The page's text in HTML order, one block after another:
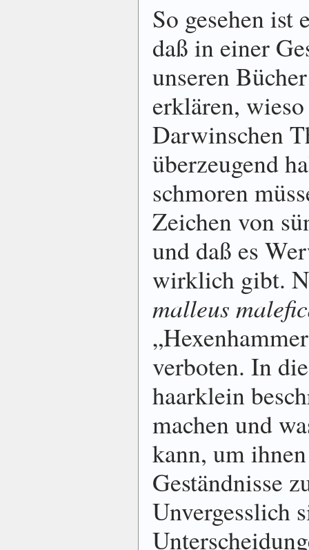
So gesehen ist
daß in einer
unseren
erklären,
Darwinschen
überzeugend
schmoren
Zeichen von
und daß es
wirklich gibt.
malleus
verboten. In
haarklein
machen und
kann, um
Geständnisse
Unvergesslich